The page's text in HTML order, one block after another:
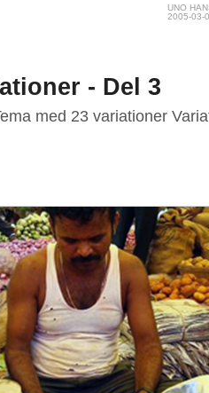
UNO
2005-03-
- Del 3
med 23 variationer